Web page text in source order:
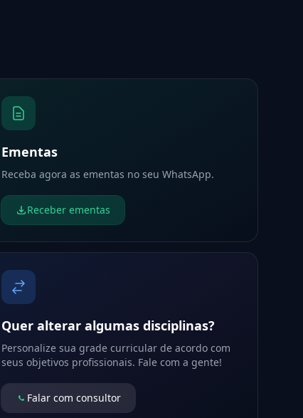
Ementas
Receba agora as ementas no seu WhatsApp.
Receber ementas
Quer alterar algumas disciplinas?
Personalize sua grade curricular de acordo com
seus objetivos profissionais. Fale com a gente!
Falar com consultor